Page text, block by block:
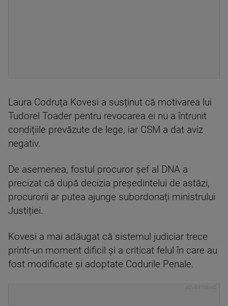
Laura Codruța Kovesi a susținut că motivarea lui
Tudorel Toader pentru revocarea ei nu a întrunit
condițiile prevăzute de lege, iar CSM a dat aviz
negativ.
De asemenea, fostul procuror șef al DNA a
precizat că după decizia președintelui de astăzi,
procurorii ar putea ajunge subordonați ministrului
Justiției.
Kovesi a mai adăugat că sistemul judiciar trece
printr-un moment dificil și a criticat felul în care au
fost modificate și adoptate Codurile Penale.